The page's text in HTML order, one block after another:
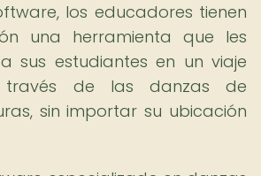
los educadores tienen
una herramienta que les
sus estudiantes en un viaje
través de las danzas de
sin importar su ubicación